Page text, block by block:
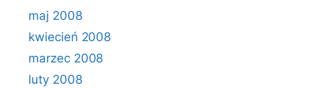
maj 2008
kwiecień 2008
marzec 2008
luty 2008